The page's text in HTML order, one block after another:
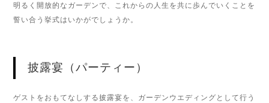
明るく開放的なガーデンで、これからの人生を共に歩んでいくことを
誓い合う挙式はいかがでしょうか。
披露宴（パーティー）
ゲストをおもてなしする披露宴を、ガーデンウエディングとして行う